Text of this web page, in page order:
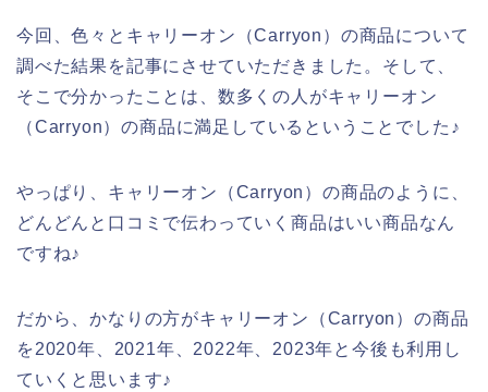
今回、色々とキャリーオン（Carryon）の商品について
調べた結果を記事にさせていただきました。そして、
そこで分かったことは、数多くの人がキャリーオン
（Carryon）の商品に満足しているということでした♪
やっぱり、キャリーオン（Carryon）の商品のように、
どんどんと口コミで伝わっていく商品はいい商品なん
ですね♪
だから、かなりの方がキャリーオン（Carryon）の商品
を2020年、2021年、2022年、2023年と今後も利用し
ていくと思います♪